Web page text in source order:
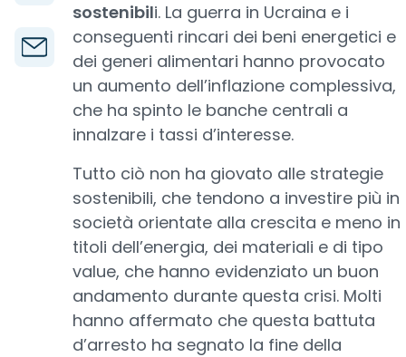
sostenibili. La guerra in Ucraina e i
conseguenti rincari dei beni energetici e
dei generi alimentari hanno provocato
un aumento dell’inflazione complessiva,
che ha spinto le banche centrali a
innalzare i tassi d’interesse.
Tutto ciò non ha giovato alle strategie
sostenibili, che tendono a investire più in
società orientate alla crescita e meno in
titoli dell’energia, dei materiali e di tipo
value, che hanno evidenziato un buon
andamento durante questa crisi. Molti
hanno affermato che questa battuta
d’arresto ha segnato la fine della